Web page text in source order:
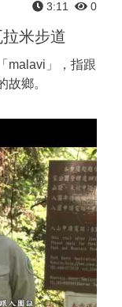
3:11 0
米步道
malavi」，指跟
故鄉。